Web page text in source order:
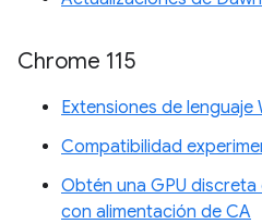
Chrome 115
Extensiones de lenguaje
Compatibilidad
Obtén una GPU
con alimentación de CA